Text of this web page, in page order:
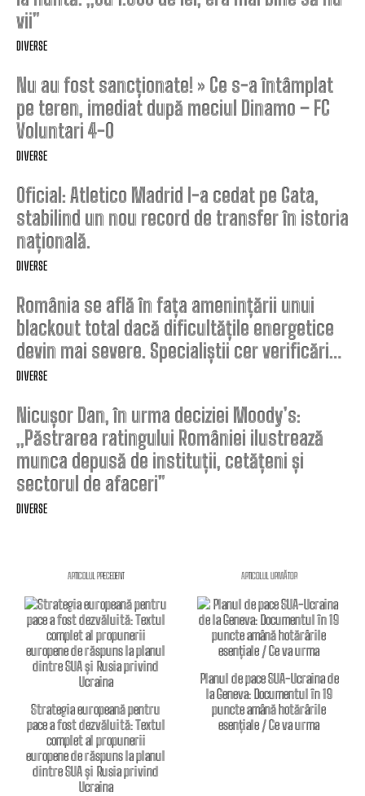
vii”
DIVERSE
Nu au fost sancționate! » Ce s-a întâmplat
pe teren, imediat după meciul Dinamo – FC
Voluntari 4-0
DIVERSE
Oficial: Atletico Madrid l-a cedat pe Gata,
stabilind un nou record de transfer în istoria
națională.
DIVERSE
România se află în fața amenințării unui
blackout total dacă dificultățile energetice
devin mai severe. Specialiștii cer verificări…
DIVERSE
Nicușor Dan, în urma deciziei Moody’s:
„Păstrarea ratingului României ilustrează
munca depusă de instituții, cetățeni și
sectorul de afaceri”
DIVERSE
ARTICOLUL PRECEDENT
Strategia europeană pentru
pace a fost dezvăluită: Textul
complet al propunerii
europene de răspuns la planul
dintre SUA și Rusia privind
Ucraina
ARTICOLUL URMĂTOR
Planul de pace SUA-Ucraina de
la Geneva: Documentul în 19
puncte amână hotărârile
esențiale / Ce va urma